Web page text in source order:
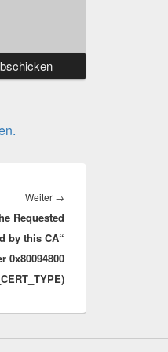
Weiter →
Requested
by this CA“
0x80094800